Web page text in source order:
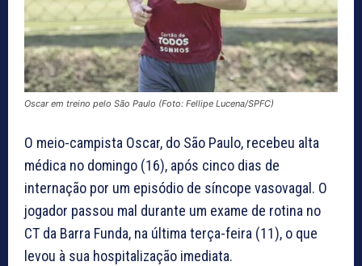
Oscar em treino pelo São Paulo (Foto: Fellipe Lucena/SPFC)
O meio-campista Oscar, do São Paulo, recebeu alta
médica no domingo (16), após cinco dias de
internação por um episódio de síncope vasovagal. O
jogador passou mal durante um exame de rotina no
CT da Barra Funda, na última terça-feira (11), o que
levou à sua hospitalização imediata.